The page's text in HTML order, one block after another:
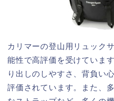
カリマーの登山用リュック
能性で高評価を受けていま
り出しのしやすさ、背負い
評価されています。また、